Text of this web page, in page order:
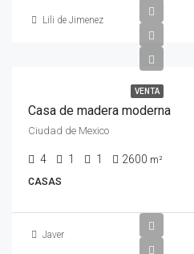
Lili de Jimenez
VENTA
Casa de madera moderna
Ciudad de Mexico
4 1 1 2600 m²
CASAS
Javer